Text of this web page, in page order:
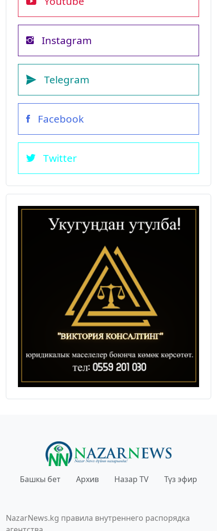
Instagram
Telegram
Facebook
Twitter
Башкы бет Архив Назар TV Түз эфир
NazarNews.kg правила внутреннего распорядка